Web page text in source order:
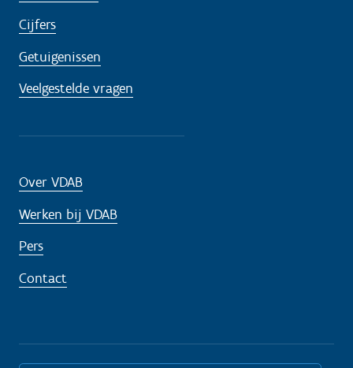
Cijfers
Getuigenissen
Veelgestelde vragen
Over VDAB
Werken bij VDAB
Pers
Contact